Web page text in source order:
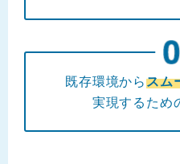
既存環境からスム
実現するため